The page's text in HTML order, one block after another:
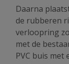
Daarna
de rubberen
verloopring
met de
PVC buis met